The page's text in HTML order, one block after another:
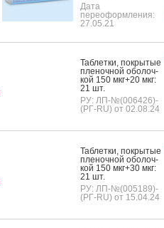
Дата
переоформления:
27.05.21
Таб­летки, пок­ры­тые
пле­ноч­ной обо­лоч­
кой 150 мкг+20 мкг:
21 шт.
РУ: ЛП-№(006426)-
(РГ-RU) от 02.08.24
Таб­летки, пок­ры­тые
пле­ноч­ной обо­лоч­
кой 150 мкг+30 мкг:
21 шт.
РУ: ЛП-№(005189)-
(РГ-RU) от 15.04.24